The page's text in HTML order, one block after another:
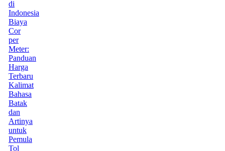
di
Indonesia
Biaya
Cor
per
Meter:
Panduan
Harga
Terbaru
Kalimat
Bahasa
Batak
dan
Artinya
untuk
Pemula
Tol